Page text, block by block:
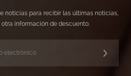
noticias para recibir las últimas noticias,
información de descuento.